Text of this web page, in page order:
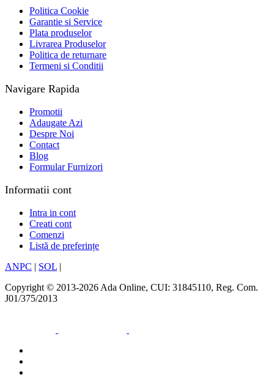
Politica Cookie
Garantie si Service
Plata produselor
Livrarea Produselor
Politica de returnare
Termeni si Conditii
Navigare Rapida
Promotii
Adaugate Azi
Despre Noi
Contact
Blog
Formular Furnizori
Informatii cont
Intra in cont
Creati cont
Comenzi
Listă de preferințe
ANPC | SOL |
Copyright © 2013-2026 Ada Online, CUI: 31845110, Reg. Com.
J01/375/2013